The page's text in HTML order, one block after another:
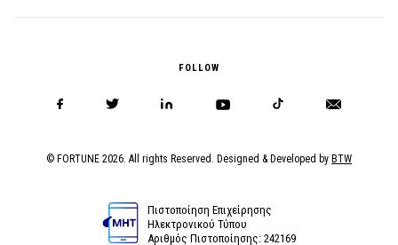
FOLLOW
© FORTUNE 2026. All rights Reserved. Designed & Developed by BTW
Πιστοποίηση Επιχείρησης
Ηλεκτρονικού Τύπου
Αριθμός Πιστοποίησης: 242169